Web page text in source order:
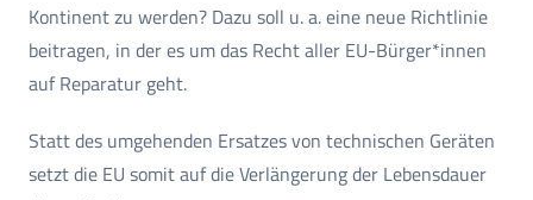
Kontinent zu werden? Dazu soll u. a. eine neue Richtlinie
beitragen, in der es um das Recht aller EU-Bürger*innen
auf Reparatur geht.
Statt des umgehenden Ersatzes von technischen Geräten
setzt die EU somit auf die Verlängerung der Lebensdauer